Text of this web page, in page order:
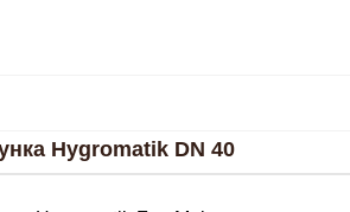
Hygromatik DN 40